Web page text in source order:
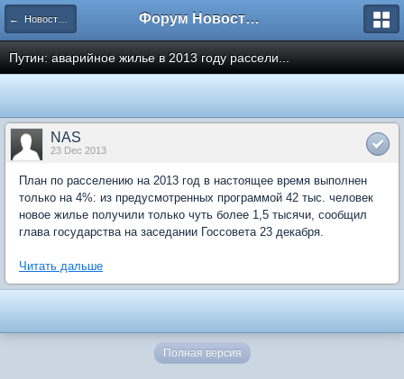
← Новости рынка недвижимости Форум Новостройки
Путин: аварийное жилье в 2013 году рассели...
NAS
23 Dec 2013
План по расселению на 2013 год в настоящее время выполнен
только на 4%: из предусмотренных программой 42 тыс. человек
новое жилье получили только чуть более 1,5 тысячи, сообщил
глава государства на заседании Госсовета 23 декабря.
Читать дальше
Полная версия